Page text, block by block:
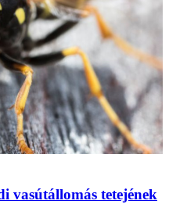
vasútállomás tetejének